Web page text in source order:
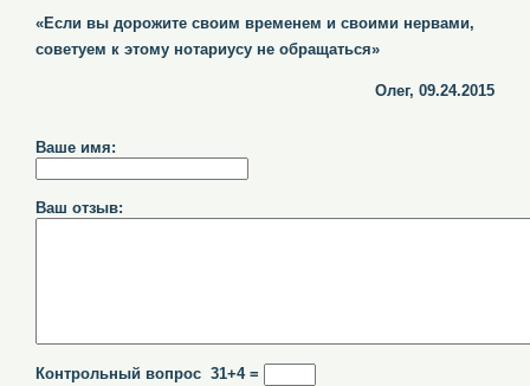
«Если вы дорожите своим временем и своими нервами,
советуем к этому нотариусу не обращаться»
Олег, 09.24.2015
Ваше имя:
Ваш отзыв:
Контрольный вопрос 31+4 =